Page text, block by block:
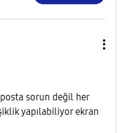
sorun değil her
yapılabiliyor ekran